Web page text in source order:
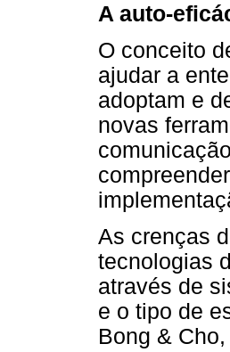
A auto-
O conceito
ajudar a
adoptam e
novas
As crenças
tecnologias
através de
e o tipo de
Bong &